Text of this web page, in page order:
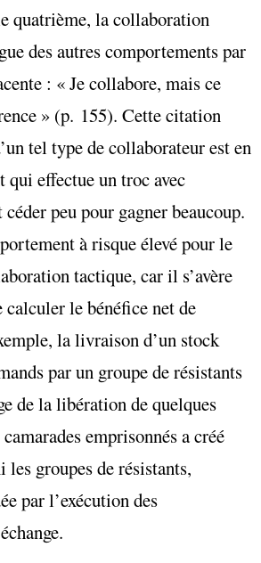
quatrième, la collaboration
des autres comportements par
: « Je collabore, mais ce
» (p. 155). Cette citation
tel type de collaborateur est en
qui effectue un troc avec
peu pour gagner beaucoup.
à risque élevé pour le
tactique, car il s’avère
le bénéfice net de
la livraison d’un stock
par un groupe de résistants
de la libération de quelques
emprisonnés a créé
les groupes de résistants,
par l’exécution des